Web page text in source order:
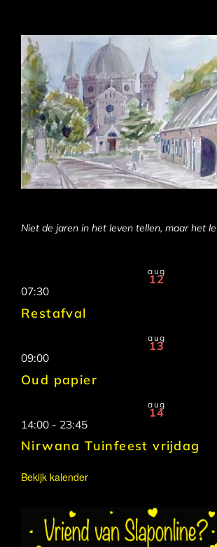
Niet de jaren in het leven tellen, maar het
aug
12
07:30
Restafval
aug
13
09:00
Oud papier
aug
14
14:00 - 23:45
Nirwana Tuinfeest vrijdag
Bekijk kalender